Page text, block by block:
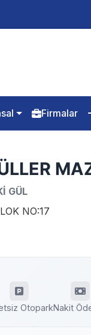
Firmalar
GÜL
NO:17
OtoparkNakit